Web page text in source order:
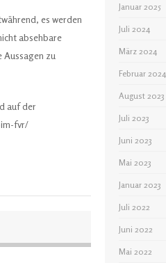
es werden
absehbare
zu
auf der
fvr/
Januar 2025
Juli 2024
März 2024
Februar 2024
August 2023
Juli 2023
Juni 2023
Mai 2023
Januar 2023
Juli 2022
Juni 2022
Mai 2022